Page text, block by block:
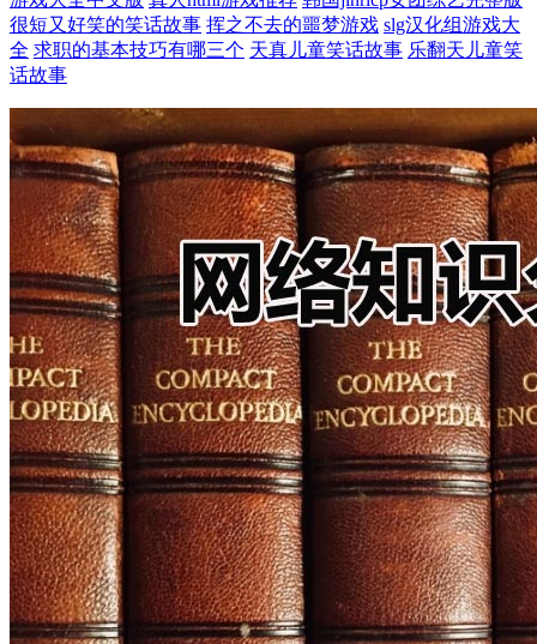
很短又好笑的笑话故事 挥之不去的噩梦游戏 slg汉化组游戏大
全 求职的基本技巧有哪三个 天真儿童笑话故事 乐翻天儿童笑
话故事